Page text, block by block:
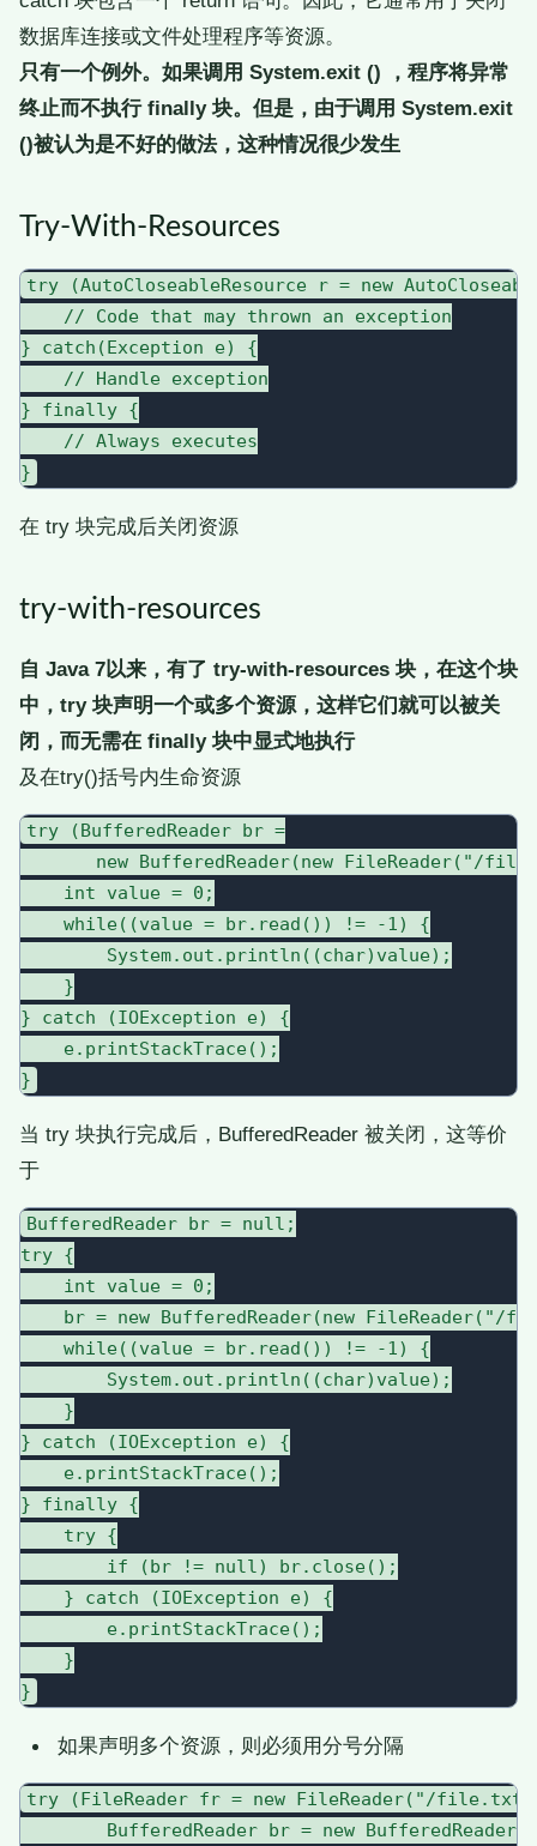
数据库连接或文件处理程序等资源。
只有一个例外。如果调用 System.exit () ，程序将异常
终止而不执行 finally 块。但是，由于调用 System.exit
()被认为是不好的做法，这种情况很少发生
Try-With-Resources
try (AutoCloseableResource r = new
    // Code that may thrown an exception
} catch(Exception e) {
    // Handle exception
} finally {
    // Always executes
在 try 块完成后关闭资源
try-with-resources
自 Java 7以来，有了 try-with-resources 块，在这个块
中，try 块声明一个或多个资源，这样它们就可以被关
闭，而无需在 finally 块中显式地执行
及在try()括号内生命资源
try (BufferedReader br =
new BufferedReader(new FileReader("/
    int value = 0;
    while((value = br.read()) != -1) {
        System.out.println((char)value);
    }
} catch (IOException e) {
    e.printStackTrace();
当 try 块执行完成后，BufferedReader 被关闭，这等价
于
BufferedReader br = null;
try {
    int value = 0;
br = new BufferedReader(new FileReader("/
    while((value = br.read()) != -1) {
        System.out.println((char)value);
    }
} catch (IOException e) {
    e.printStackTrace();
} finally {
    try {
        if (br != null) br.close();
    } catch (IOException e) {
        e.printStackTrace();
    }
如果声明多个资源，则必须用分号分隔
try (FileReader fr = new FileReader("/
BufferedReader br = new